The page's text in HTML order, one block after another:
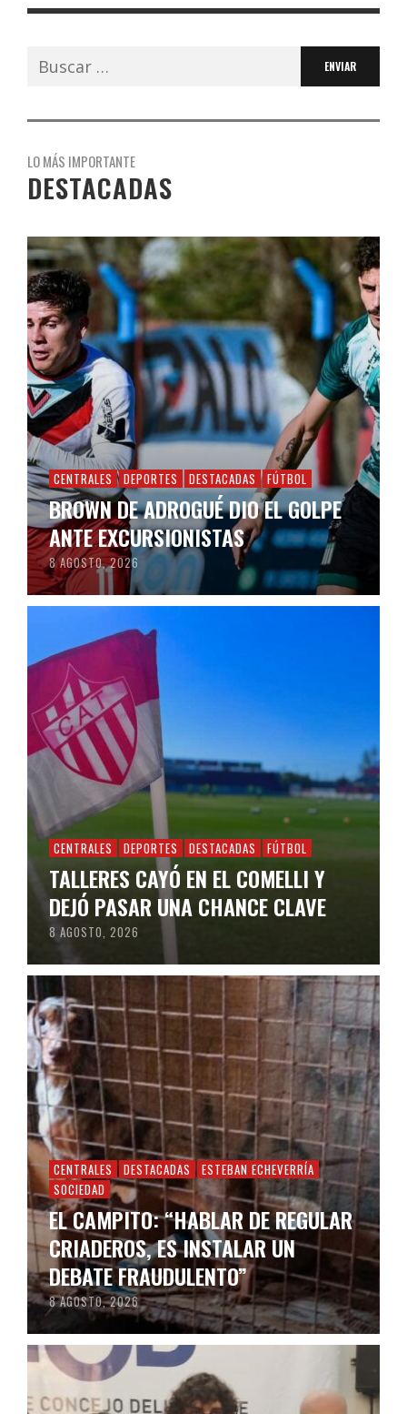
Buscar:
LO MÁS IMPORTANTE
DESTACADAS
CENTRALES DEPORTES DESTACADAS FÚTBOL
BROWN DE ADROGUÉ DIO EL GOLPE
ANTE EXCURSIONISTAS
8 AGOSTO, 2026
CENTRALES DEPORTES DESTACADAS FÚTBOL
TALLERES CAYÓ EN EL COMELLI Y
DEJÓ PASAR UNA CHANCE CLAVE
8 AGOSTO, 2026
CENTRALES DESTACADAS
ESTEBAN ECHEVERRÍA
SOCIEDAD
EL CAMPITO: “HABLAR DE REGULAR
CRIADEROS, ES INSTALAR UN
DEBATE FRAUDULENTO”
8 AGOSTO, 2026